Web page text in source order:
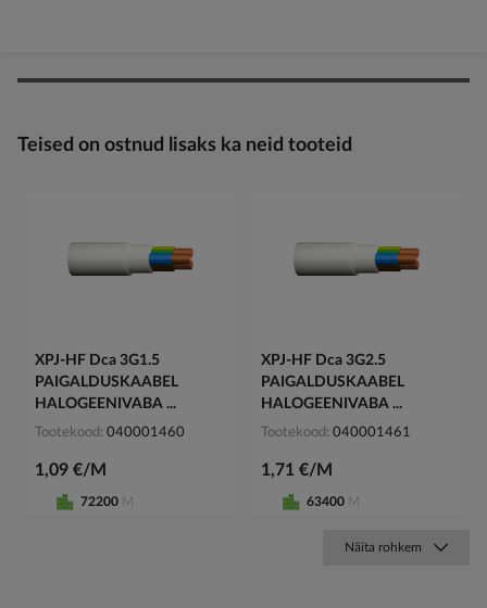
Teised on ostnud lisaks ka neid tooteid
XPJ-HF Dca 3G1.5
PAIGALDUSKAABEL
HALOGEENIVABA ...
Tootekood 040001460
1,09 €/M
72200 M
XPJ-HF Dca 3G2.5
PAIGALDUSKAABEL
HALOGEENIVABA ...
Tootekood 040001461
1,71 €/M
63400 M
Näita rohkem